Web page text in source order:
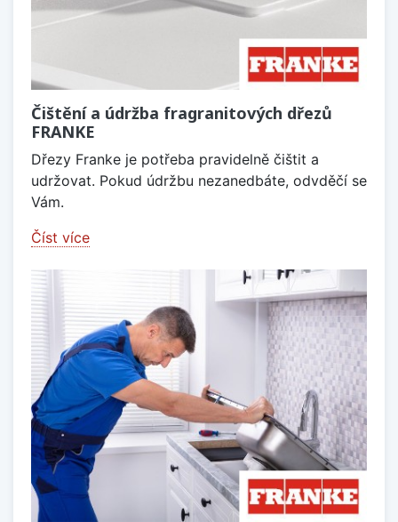
Čištění a údržba fragranitových dřezů
FRANKE
Dřezy Franke je potřeba pravidelně čištit a
udržovat. Pokud údržbu nezanedbáte, odvděčí se
Vám.
Číst více